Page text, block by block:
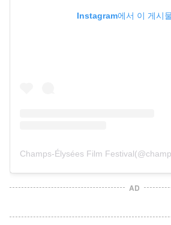
Instagram에서 이 게시
AD